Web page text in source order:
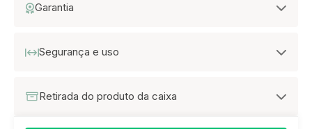
Garantia
Segurança e uso
Retirada do produto da caixa